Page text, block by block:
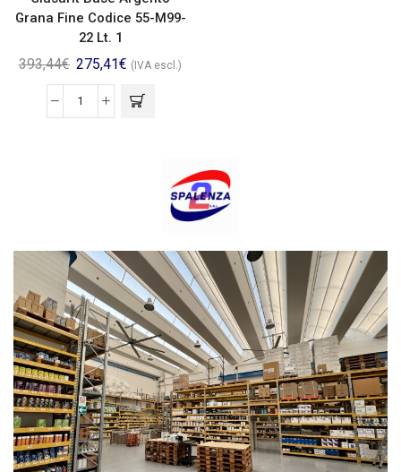
Grana Fine Codice 55-M99-
22 Lt. 1
393,44€ 275,41€ (IVA escl.)